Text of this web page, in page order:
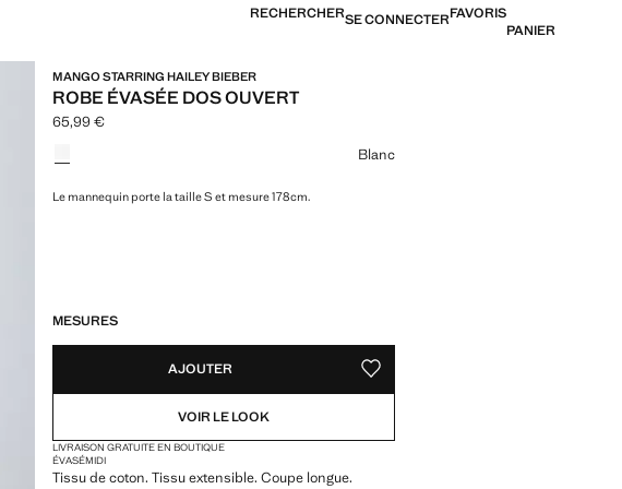
RECHERCHERSE CONNECTERFAVORIS
PANIER
MANGO STARRING HAILEY BIEBER
ROBE ÉVASÉE DOS OUVERT
Prix actuel [65,99 € ]
65,99 €
Blanc
Le mannequin porte la taille S et mesure 178cm.
MESURES
AJOUTER AJOUTER AUX FAVORIS
VOIR LE LOOK
LIVRAISON GRATUITE EN BOUTIQUE
ÉVASÉMIDI
Tissu de coton. Tissu extensible. Coupe longue.